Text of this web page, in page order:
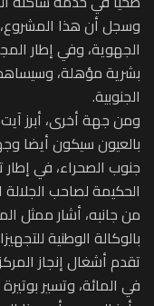
وسجل أن هذا المشروع،
الجهوية، وفي إطار
بشرية مؤهلة،
الجنوبية.
ومن جهة أخرى، أبرز
بالعيون سيكون أيضا
جنوب الصحراء، في
الحكيمة لصاحب
من جانبه، أشار ممثل
بالوكالة الوطنية
في المائة، وتسير